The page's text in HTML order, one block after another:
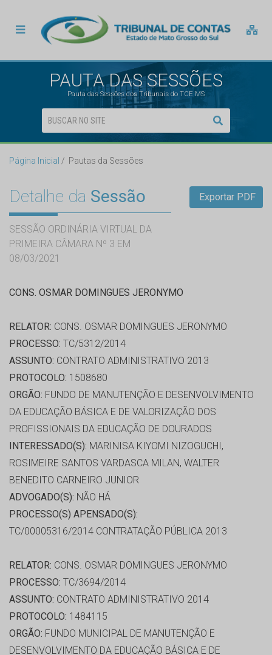
PAUTA DAS SESSÕES
Pauta das Sessões dos Tribunais do TCE MS
Página Inicial Pautas da Sessões
Detalhe da Sessão
SESSÃO ORDINÁRIA VIRTUAL DA
PRIMEIRA CÂMARA Nº 3 EM
08/03/2021
Exportar PDF
CONS. OSMAR DOMINGUES JERONYMO
RELATOR: CONS. OSMAR DOMINGUES JERONYMO
PROCESSO: TC/5312/2014
ASSUNTO: CONTRATO ADMINISTRATIVO 2013
PROTOCOLO: 1508680
ORGÃO: FUNDO DE MANUTENÇÃO E DESENVOLVIMENTO
DA EDUCAÇÃO BÁSICA E DE VALORIZAÇÃO DOS
PROFISSIONAIS DA EDUCAÇÃO DE DOURADOS
INTERESSADO(S): MARINISA KIYOMI NIZOGUCHI,
ROSIMEIRE SANTOS VARDASCA MILAN, WALTER
BENEDITO CARNEIRO JUNIOR
ADVOGADO(S): NÃO HÁ
PROCESSO(S) APENSADO(S):
TC/00005316/2014 CONTRATAÇÃO PÚBLICA 2013
RELATOR: CONS. OSMAR DOMINGUES JERONYMO
PROCESSO: TC/3694/2014
ASSUNTO: CONTRATO ADMINISTRATIVO 2014
PROTOCOLO: 1484115
ORGÃO: FUNDO MUNICIPAL DE MANUTENÇÃO E
DESENVOLVIMENTO DA EDUCAÇÃO BÁSICA E DE